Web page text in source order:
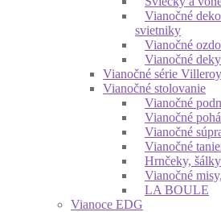
Vianočné
svietniky
Vianočné
Vianočné
Vianočné série
Vianočné stolovanie
Vianočné
Vianočné
Vianočné
Vianočné
Hrnčeky,
Vianočné
LA BOULE
Vianoce EDG